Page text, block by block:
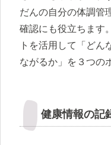
だんの自分の体調管
確認にも役立ちます
トを活用して「どん
ながるか」を３つの
健康情報の記